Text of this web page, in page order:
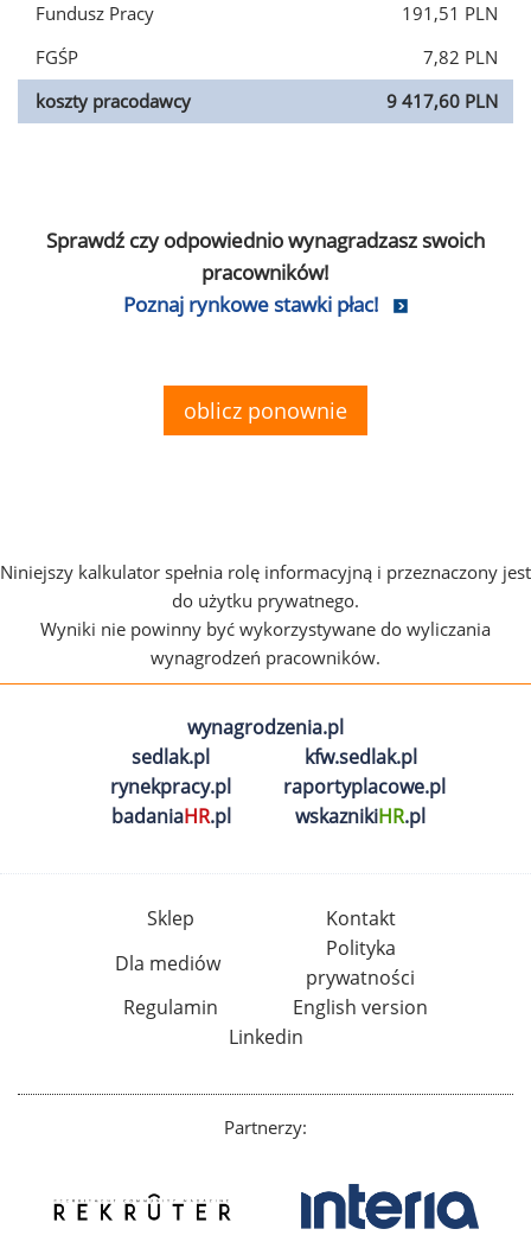
Fundusz Pracy
191,51 PLN
FGŚP
7,82 PLN
koszty pracodawcy
9 417,60 PLN
Sprawdź czy odpowiednio wynagradzasz swoich
pracowników!
Poznaj rynkowe stawki płac!
oblicz ponownie
Niniejszy kalkulator spełnia rolę informacyjną i przeznaczony jest
do użytku prywatnego.
Wyniki nie powinny być wykorzystywane do wyliczania
wynagrodzeń pracowników.
wynagrodzenia.pl
sedlak.pl
kfw.sedlak.pl
rynekpracy.pl
raportyplacowe.pl
badaniaHR.pl wskaznikiHR.pl
Sklep
Kontakt
Dla mediów
Polityka
prywatności
Regulamin
English version
Linkedin
Partnerzy: